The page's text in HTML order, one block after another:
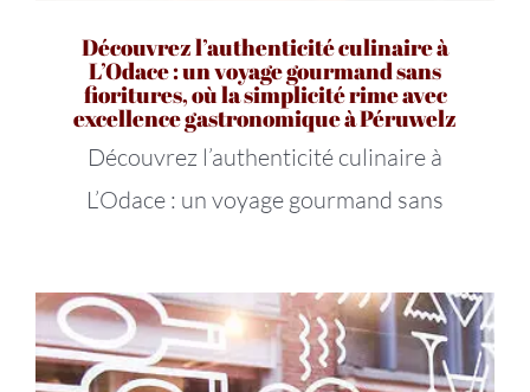
Découvrez l’authenticité culinaire à
L’Odace : un voyage gourmand sans
fioritures, où la simplicité rime avec
excellence gastronomique à Péruwelz
Découvrez l’authenticité culinaire à
L’Odace : un voyage gourmand sans